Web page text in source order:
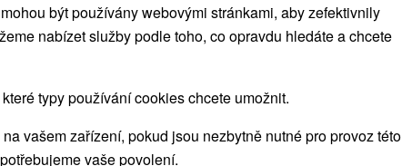
NEJDRAŽŠÍ PODLE HODNOCENÍ
být používány webovými stránkami, aby zefektivnily
nabízet služby podle toho, co opravdu hledáte a chcete
typy používání cookies chcete umožnit.
vašem zařízení, pokud jsou nezbytně nutné pro provoz této
vaše povolení.